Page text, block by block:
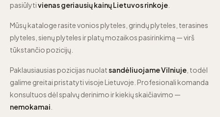
pasiūlytivienas geriausių kainų Lietuvos rinkoje
Mūsų kataloge rasite vonios plyteles, grindų plyteles, terasines
plyteles, sienų plyteles ir platų mozaikos pasirinkimą — virš
tūkstančio pozicijų.
Paklausiausias pozicijas nuolatsandėliuojame Vilniuje , todėl
galime greitai pristatyti visoje Lietuvoje. Profesionali komanda
konsultuos dėl spalvų derinimo ir kiekių skaičiavimo —
nemokamai